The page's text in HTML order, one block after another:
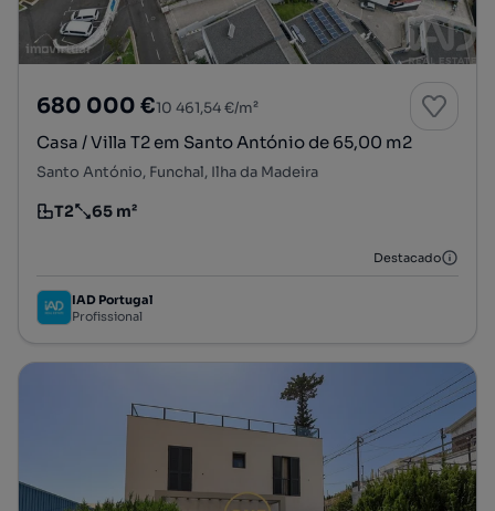
680 000 €10 461,54 €/m²
Casa / Villa T2 em Santo António de 65,00 m2
Santo António, Funchal, Ilha da Madeira
Tipologia
T2
Preço por metro quadrado
65 m²
Destacado
IAD Portugal
Profissional